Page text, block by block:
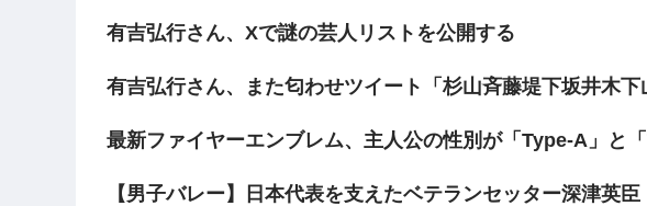
有吉弘行さん、Xで謎の芸人リストを公開する
有吉弘行さん、また匂わせツイート「杉山斉藤堤下坂井木
最新ファイヤーエンブレム、主人公の性別が「Type-A」と
【男子バレー】日本代表を支えたベテランセッター深津英